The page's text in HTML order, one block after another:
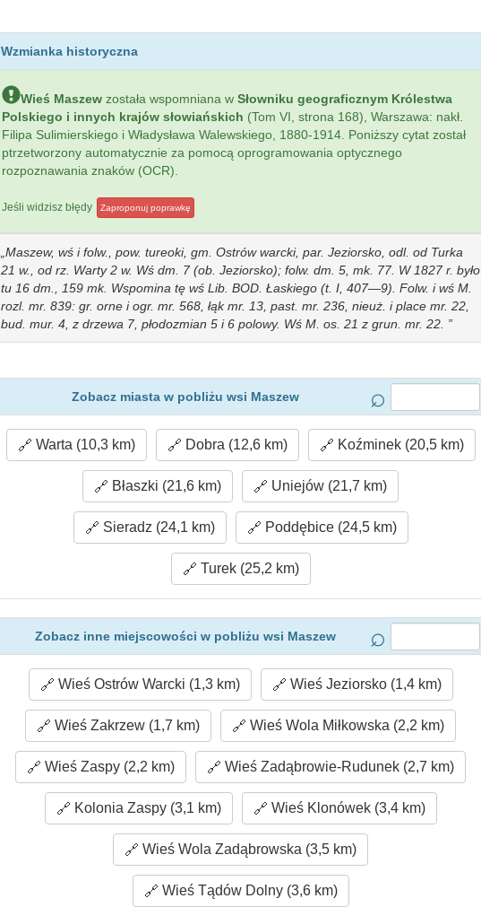
Wzmianka historyczna
Wieś Maszew została wspomniana w Słowniku geograficznym Królestwa
Polskiego i innych krajów słowiańskich (Tom VI, strona 168), Warszawa: nakł.
Filipa Sulimierskiego i Władysława Walewskiego, 1880-1914. Poniższy cytat został
ptrzetworzony automatycznie za pomocą oprogramowania optycznego
rozpoznawania znaków (OCR).
Jeśli widzisz błędy Zaproponuj poprawkę
Maszew, wś i folw., pow. tureoki, gm. Ostrów warcki, par. Jeziorsko, odl. od Turka
21 w., od rz. Warty 2 w. Wś dm. 7 (ob. Jeziorsko); folw. dm. 5, mk. 77. W 1827 r. było
tu 16 dm., 159 mk. Wspomina tę wś Lib. BOD. Łaskiego (t. I, 407—9). Folw. i wś M.
rozl. mr. 839: gr. orne i ogr. mr. 568, łąk mr. 13, past. mr. 236, nieuż. i place mr. 22,
bud. mur. 4, z drzewa 7, płodozmian 5 i 6 polowy. Wś M. os. 21 z grun. mr. 22.
Zobacz miasta w pobliżu wsi Maszew
Warta (10,3 km) Dobra (12,6 km) Koźminek (20,5 km)
Błaszki (21,6 km) Uniejów (21,7 km)
Sieradz (24,1 km) Poddębice (24,5 km)
Turek (25,2 km)
Zobacz inne miejscowości w pobliżu wsi Maszew
Wieś Ostrów Warcki (1,3 km) Wieś Jeziorsko (1,4 km)
Wieś Zakrzew (1,7 km) Wieś Wola Miłkowska (2,2 km)
Wieś Zaspy (2,2 km) Wieś Zadąbrowie-Rudunek (2,7 km)
Kolonia Zaspy (3,1 km) Wieś Klonówek (3,4 km)
Wieś Wola Zadąbrowska (3,5 km)
Wieś Tądów Dolny (3,6 km)